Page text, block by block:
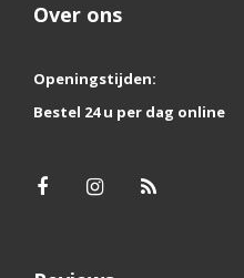
Over ons
Openingstijden:
Bestel 24 u per dag online